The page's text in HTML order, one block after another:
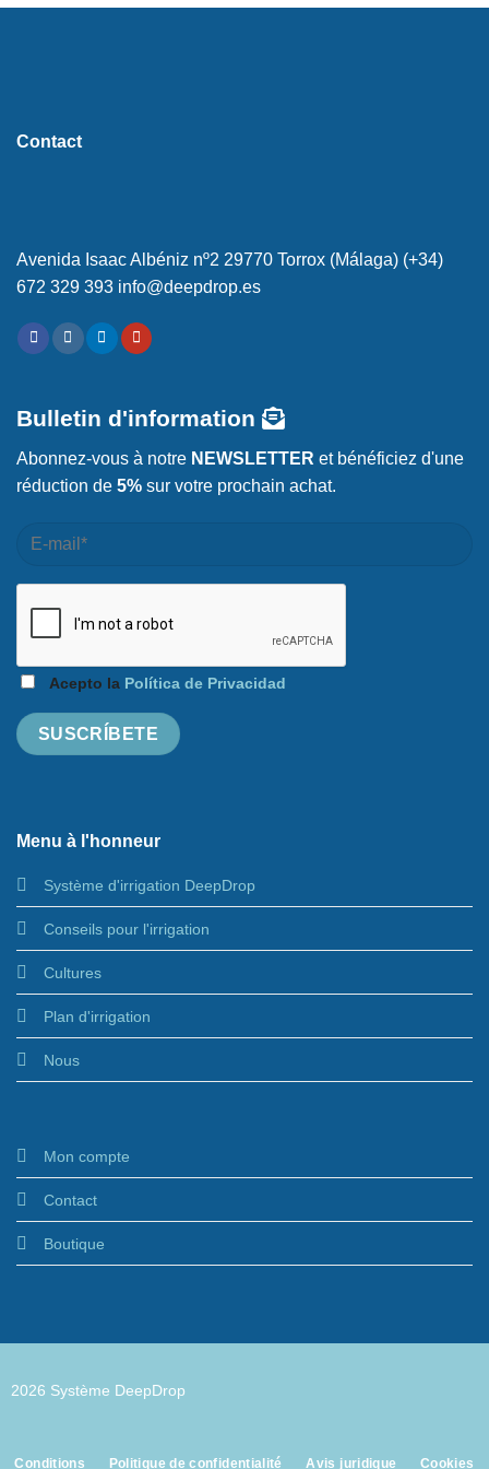
Contact
Avenida Isaac Albéniz nº2 29770 Torrox (Málaga) (+34)
672 329 393 info@deepdrop.es
Menu à l'honneur
Système d'irrigation DeepDrop
Conseils pour l'irrigation
Cultures
Plan d'irrigation
Nous
Mon compte
Contact
Boutique
Bulletin d'information
Abonnez-vous à notre NEWSLETTER et bénéficiez d'une
réduction de 5% sur votre prochain achat.
Acepto la Política de Privacidad
2026 Système DeepDrop
Conditions Politique de confidentialité Avis juridique Cookies